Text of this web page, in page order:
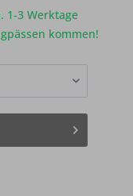
1-3 Werktage
kommen!